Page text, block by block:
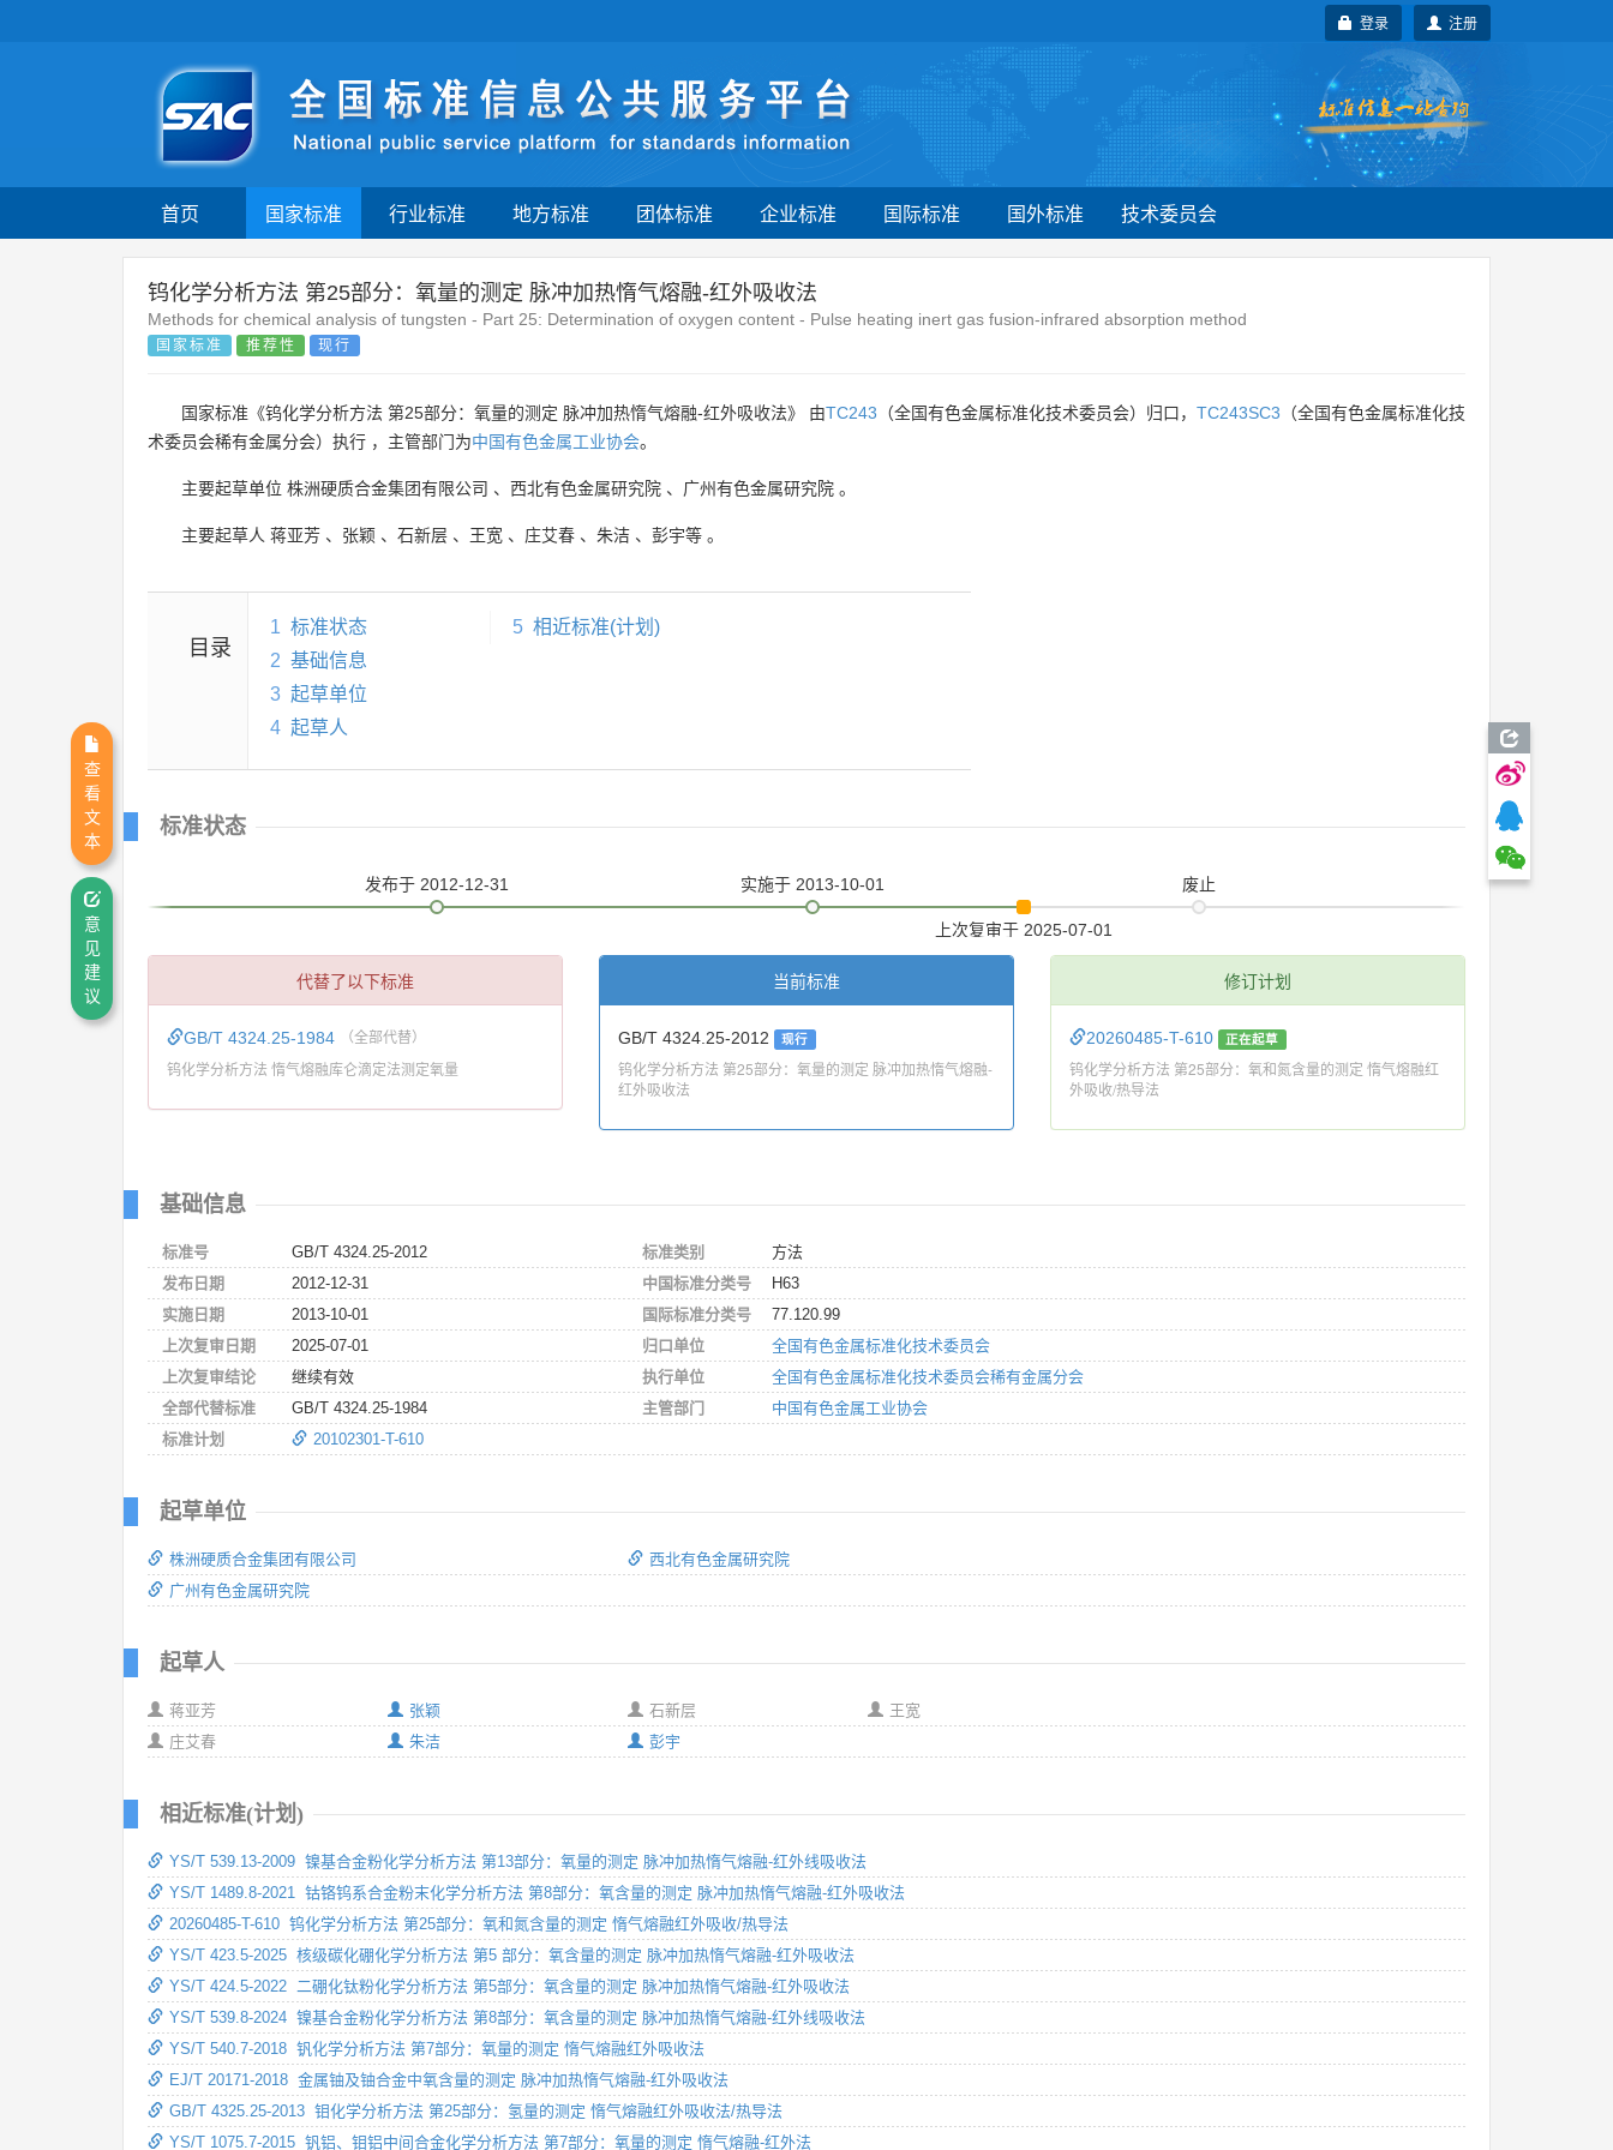
注册
登录
首页 国家标准 行业标准 地方标准 团体标准 企业标准 国际标准 国外标准 技术委员会
钨化学分析方法 第25部分：氧量的测定 脉冲加热惰气熔融-红外吸收法
Methods for chemical analysis of tungsten - Part 25: Determination of oxygen content - Pulse heating inert gas fusion-infrared absorption method
国家标准 推荐性 现行
国家标准《钨化学分析方法 第25部分：氧量的测定 脉冲加热惰气熔融-红外吸收法》 由TC243 （全国有色金属标准化技术委员会）归口， TC243SC3 （全国有色金属标准化技
术委员会稀有金属分会）执行 ，主管部门为中国有色金属工业协会。
主要起草单位 株洲硬质合金集团有限公司 、 西北有色金属研究院 、 广州有色金属研究院 。
主要起草人 蒋亚芳 、 张颖 、 石新层 、 王宽 、 庄艾春 、 朱洁 、 彭宇等 。
目录
1 标准状态
2 基础信息
3 起草单位
4 起草人
5 相近标准(计划)
标准状态
发布于 2012-12-31 实施于 2013-10-01
上次复审于 2025-07-01
废止
代替了以下标准
GB/T 4324.25-1984 （全部代替）
钨化学分析方法 惰气熔融库仑滴定法测定氧量
当前标准
GB/T 4324.25-2012 现行
钨化学分析方法 第25部分：氧量的测定 脉冲加热惰气熔融-
红外吸收法
修订计划
20260485-T-610 正在起草
钨化学分析方法 第25部分：氧和氮含量的测定 惰气熔融红
外吸收/热导法
基础信息
标准号
GB/T 4324.25-2012
发布日期
2012-12-31
实施日期
2013-10-01
上次复审日期
2025-07-01
上次复审结论
继续有效
全部代替标准
GB/T 4324.25-1984
标准计划
20102301-T-610
标准类别
方法
中国标准分类号
H63
国际标准分类号
77.120.99
归口单位
全国有色金属标准化技术委员会
执行单位
全国有色金属标准化技术委员会稀有金属分会
主管部门
中国有色金属工业协会
起草单位
株洲硬质合金集团有限公司
广州有色金属研究院
西北有色金属研究院
起草人
蒋亚芳
张颖
庄艾春
朱洁
石新层
王宽
彭宇
相近标准(计划)
YS/T 539.13-2009 镍基合金粉化学分析方法 第13部分：氧量的测定 脉冲加热惰气熔融-红外线吸收法
YS/T 1489.8-2021 钴铬钨系合金粉末化学分析方法 第8部分：氧含量的测定 脉冲加热惰气熔融-红外吸收法
20260485-T-610 钨化学分析方法 第25部分：氧和氮含量的测定 惰气熔融红外吸收/热导法
YS/T 423.5-2025 核级碳化硼化学分析方法 第5 部分：氧含量的测定 脉冲加热惰气熔融-红外吸收法
YS/T 424.5-2022 二硼化钛粉化学分析方法 第5部分：氧含量的测定 脉冲加热惰气熔融-红外吸收法
YS/T 539.8-2024 镍基合金粉化学分析方法 第8部分：氧含量的测定 脉冲加热惰气熔融-红外线吸收法
YS/T 540.7-2018 钒化学分析方法 第7部分：氧量的测定 惰气熔融红外吸收法
EJ/T 20171-2018 金属铀及铀合金中氧含量的测定 脉冲加热惰气熔融-红外吸收法
GB/T 4325.25-2013 钼化学分析方法 第25部分：氢量的测定 惰气熔融红外吸收法/热导法
YS/T 1075.7-2015 钒铝、钼铝中间合金化学分析方法 第7部分：氧量的测定 惰气熔融-红外法
查
看
文
本
意
见
建
议